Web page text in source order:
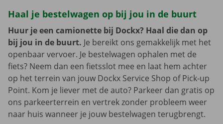
Haal je bestelwagen op bij jou in de buurt
Huur je een camionette bij Dockx? Haal die dan op
bij jou in de buurt. Je bereikt ons gemakkelijk met het
openbaar vervoer. Je bestelwagen ophalen met de
fiets? Neem dan een fietsslot mee en laat hem achter
op het terrein van jouw Dockx Service Shop of Pick-up
Point. Kom je liever met de auto? Parkeer dan gratis op
ons parkeerterrein en vertrek zonder probleem weer
naar huis wanneer je jouw bestelwagen terugbrengt.